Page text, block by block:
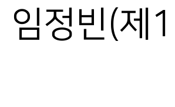
임정빈(제